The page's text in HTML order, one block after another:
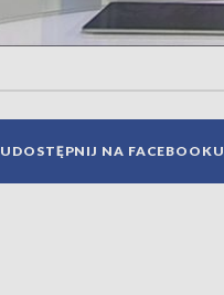
UDOSTĘPNIJ NA FACEBOOKU